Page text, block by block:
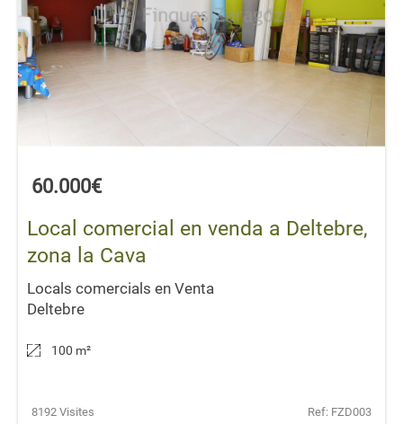
60.000€
Local comercial en venda a Deltebre,
zona la Cava
Locals comercials en Venta
Deltebre
100 m²
8192 Visites Ref: FZD003